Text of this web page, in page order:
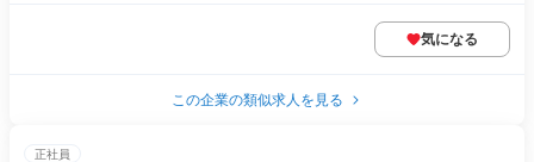
気になる
この企業の類似求人を見る
正社員